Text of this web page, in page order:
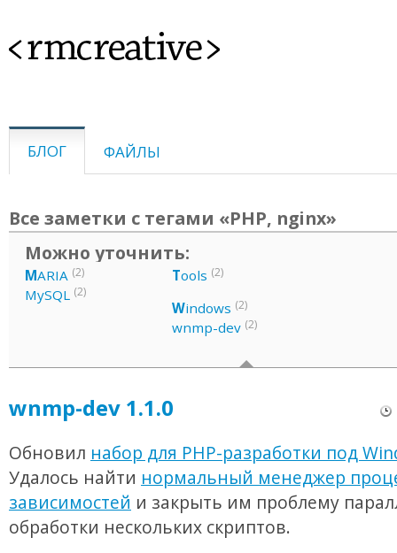
<rmcreative>
БЛОГ ФАЙЛЫ
Все заметки с тегами «PHP, nginx»
Можно уточнить:
MARIA (2)
MySQL (2)
Tools (2)
Windows (2)
wnmp-dev (2)
wnmp-dev 1.1.0
Обновил набор для PHP-разработки под
Удалось найти нормальный менеджер
зависимостей и закрыть им проблему
обработки нескольких скриптов.